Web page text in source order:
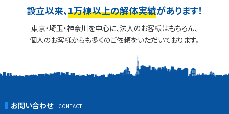
設立以来、1万棟以上の解体実績があります！
東京・埼玉・神奈川を中心に、法人のお客様はもちろん、
個人のお客様からも多くのご依頼をいただいております。
お問い合わせ